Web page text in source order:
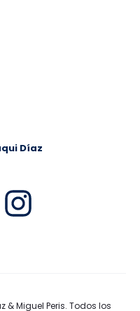
Díaz
& Miguel Peris. Todos los